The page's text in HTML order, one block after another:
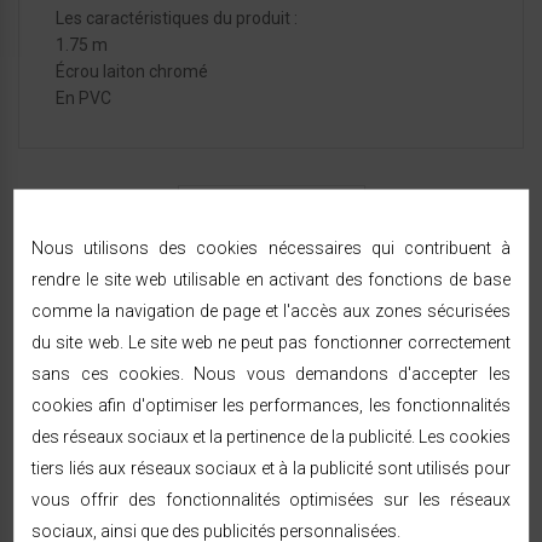
Les caractéristiques du produit :
1.75 m
Écrou laiton chromé
En PVC
LIVRAISON & RETOURS
Nous utilisons des cookies nécessaires qui contribuent à
rendre le site web utilisable en activant des fonctions de base
comme la navigation de page et l'accès aux zones sécurisées
du site web. Le site web ne peut pas fonctionner correctement
sans ces cookies. Nous vous demandons d'accepter les
cookies afin d'optimiser les performances, les fonctionnalités
des réseaux sociaux et la pertinence de la publicité. Les cookies
tiers liés aux réseaux sociaux et à la publicité sont utilisés pour
vous offrir des fonctionnalités optimisées sur les réseaux
sociaux, ainsi que des publicités personnalisées.